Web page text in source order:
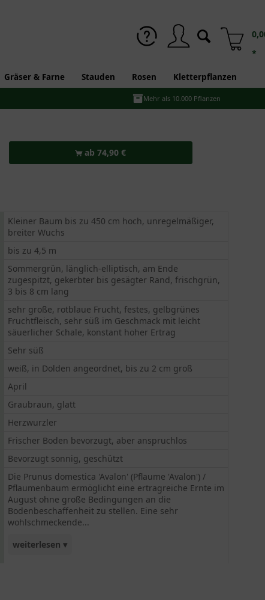
*
Gräser & Farne Stauden Rosen Kletterpflanzen
Mehr als 10.000 Pflanzen
ab 74,90 €
Kleiner Baum bis zu 450 cm hoch, unregelmäßiger,
breiter Wuchs
bis zu 4,5 m
Sommergrün, länglich-elliptisch, am Ende
zugespitzt, gekerbter bis gesägter Rand, frischgrün,
3 bis 8 cm lang
sehr große, rotblaue Frucht, festes, gelbgrünes
Fruchtfleisch, sehr süß im Geschmack mit leicht
säuerlicher Schale, konstant hoher Ertrag
Sehr süß
weiß, in Dolden angeordnet, bis zu 2 cm groß
April
Graubraun, glatt
Herzwurzler
Frischer Boden bevorzugt, aber anspruchlos
Bevorzugt sonnig, geschützt
Die Prunus domestica 'Avalon' (Pflaume 'Avalon') /
Pflaumenbaum ermöglicht eine ertragreiche Ernte im
August ohne große Bedingungen an die
Bodenbeschaffenheit zu stellen. Eine sehr
wohlschmeckende...
weiterlesen ▾